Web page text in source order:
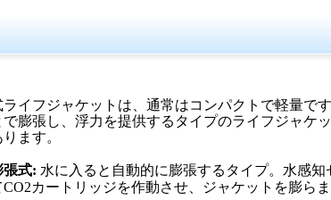
ライフジャケットは、通常はコンパクトで軽量で
で膨張し、浮力を提供するタイプのライフジャケ
ます。
張式: 水に入ると自動的に膨張するタイプ。水感
CO2カートリッジを作動させ、ジャケットを膨らま